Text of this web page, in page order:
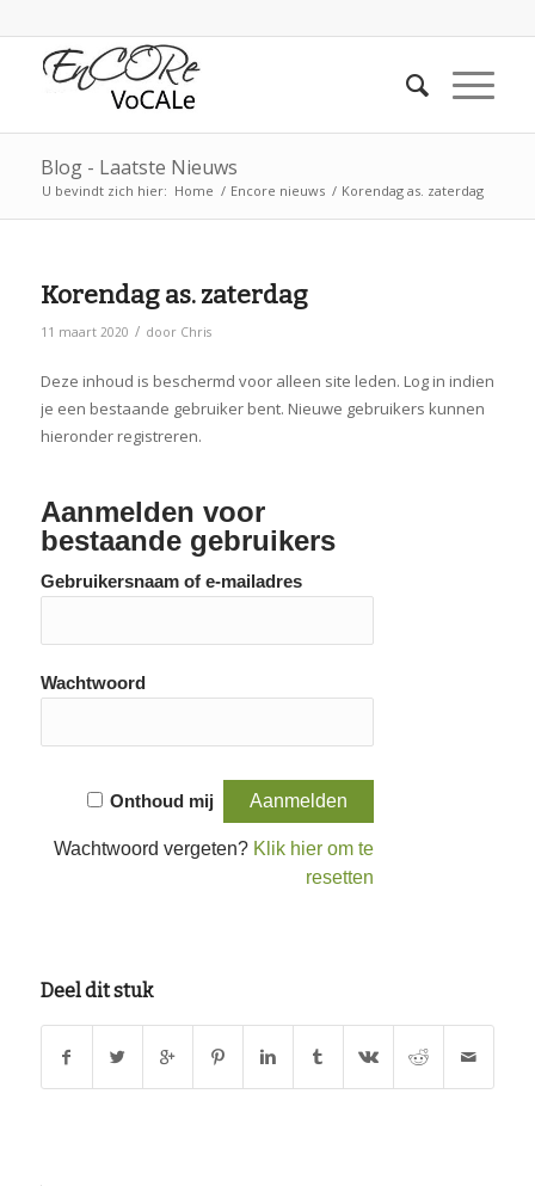
Blog - Laatste Nieuws
U bevindt zich hier: Home / Encore nieuws / Korendag as. zaterdag
Korendag as. zaterdag
11 maart 2020 / door Chris
Deze inhoud is beschermd voor alleen site leden. Log in indien
je een bestaande gebruiker bent. Nieuwe gebruikers kunnen
hieronder registreren.
Aanmelden voor
bestaande gebruikers
Gebruikersnaam of e-mailadres
Wachtwoord
Onthoud mij
Wachtwoord vergeten? Klik hier om te
resetten
Deel dit stuk